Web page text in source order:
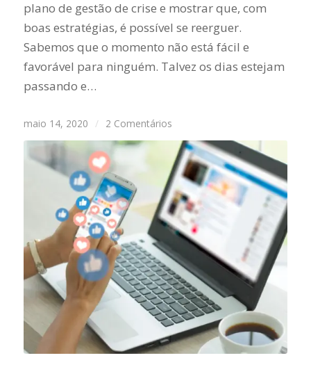
plano de gestão de crise e mostrar que, com
boas estratégias, é possível se reerguer.
Sabemos que o momento não está fácil e
favorável para ninguém. Talvez os dias estejam
passando e…
maio 14, 2020 / 2 Comentários